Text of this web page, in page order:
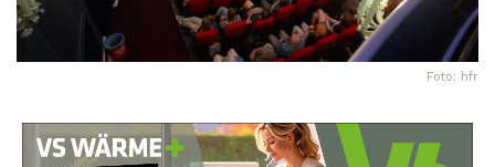
Foto: hfr